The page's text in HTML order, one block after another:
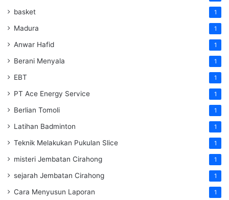
basket 1
Madura 1
Anwar Hafid 1
Berani Menyala 1
EBT 1
PT Ace Energy Service 1
Berlian Tomoli 1
Latihan Badminton 1
Teknik Melakukan Pukulan Slice 1
misteri Jembatan Cirahong 1
sejarah Jembatan Cirahong 1
Cara Menyusun Laporan 1